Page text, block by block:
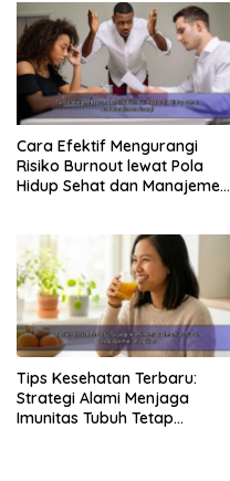
Cara Efektif Mengurangi
Risiko Burnout lewat Pola
Hidup Sehat dan Manajemen
Tips Kesehatan Terbaru:
Strategi Alami Menjaga
Imunitas Tubuh Tetap